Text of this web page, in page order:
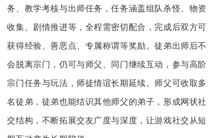
务、教学考核与出师任务，任务涵盖组队杀怪、物资
收集、剧情推进等，全程需密切配合，完成后双方可
获得经验、善恶点、专属称谓等奖励。徒弟出师后不
会脱离宗门，仍可与师父、同门继续互动，参与高阶
宗门任务与玩法，师徒情谊长期延续。师父可收取多
名徒弟，徒弟也能结识其他师父的弟子，形成网状社
交结构，不断拓展交友广度与深度，让游戏社交从短